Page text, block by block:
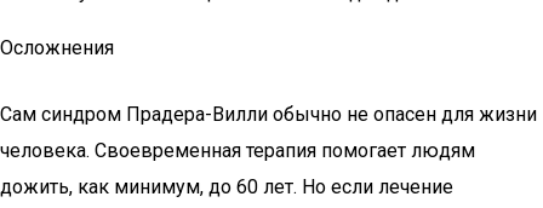
Осложнения
Сам синдром Прадера-Вилли обычно не опасен для жизни
человека. Своевременная терапия помогает людям
дожить, как минимум, до 60 лет. Но если лечение